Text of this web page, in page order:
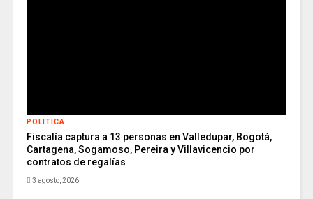
POLITICA
Fiscalía captura a 13 personas en Valledupar, Bogotá,
Cartagena, Sogamoso, Pereira y Villavicencio por
contratos de regalías
3 agosto, 2026